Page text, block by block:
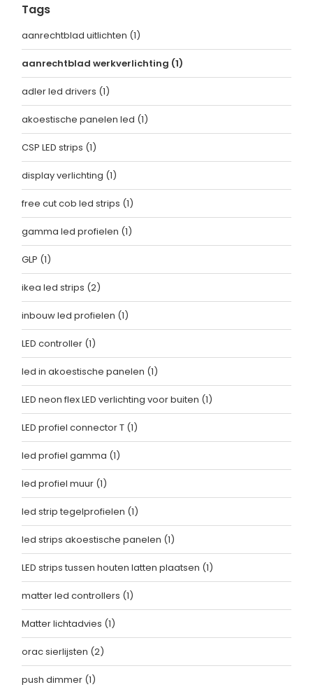
Tags
aanrechtblad uitlichten (1)
aanrechtblad werkverlichting (1)
adler led drivers (1)
akoestische panelen led (1)
CSP LED strips (1)
display verlichting (1)
free cut cob led strips (1)
gamma led profielen (1)
GLP (1)
ikea led strips (2)
inbouw led profielen (1)
LED controller (1)
led in akoestische panelen (1)
LED neon flex LED verlichting voor buiten (1)
LED profiel connector T (1)
led profiel gamma (1)
led profiel muur (1)
led strip tegelprofielen (1)
led strips akoestische panelen (1)
LED strips tussen houten latten plaatsen (1)
matter led controllers (1)
Matter lichtadvies (1)
orac sierlijsten (2)
push dimmer (1)